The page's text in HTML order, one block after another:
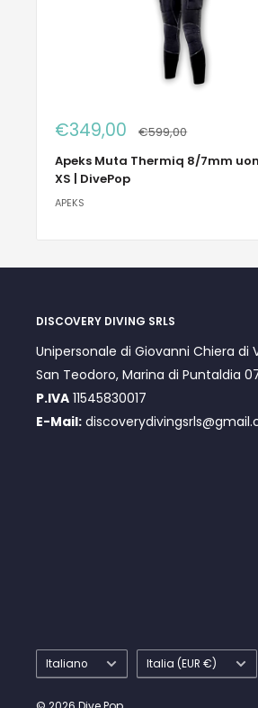
Prezzo
scontato
€349,00 Prezzo
€599,00
Apeks Muta Thermiq 8/7mm
XS | DivePop
APEKS
DISCOVERY DIVING SRLS
Unipersonale di Giovanni Chiera di
San Teodoro, Marina di Puntaldia
P.IVA 11545830017
E-Mail:
Lingua
Italiano Paese
Italia (EUR €)